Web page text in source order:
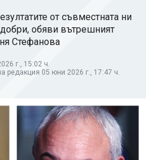
от съвместната ни
обяви вътрешният
Стефанова
г., 15:02 ч.
редакция 05 юни 2026 г., 17:47 ч.